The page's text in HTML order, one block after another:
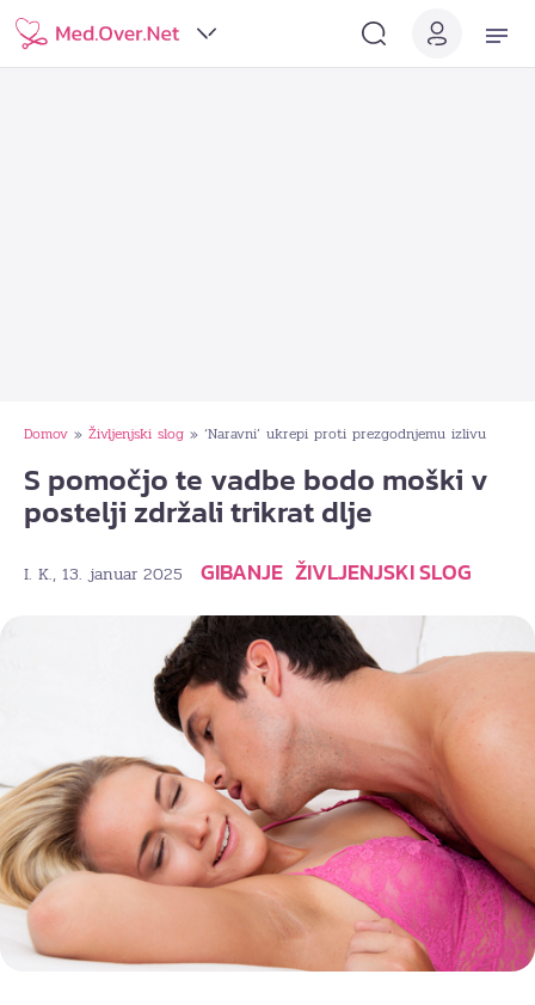
Domov » Življenjski slog » ‘Naravni’ ukrepi proti prezgodnjemu izlivu
S pomočjo te vadbe bodo moški v
postelji zdržali trikrat dlje
I. K., 13. januar 2025 GIBANJE ŽIVLJENJSKI SLOG